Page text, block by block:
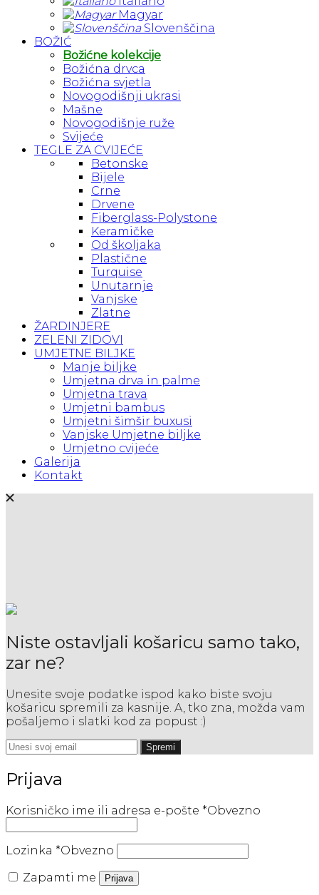
Magyar
Slovenščina
BOŽIĆ
Božićne kolekcije
Božićna drvca
Božićna svjetla
Novogodišnji ukrasi
Mašne
Novogodišnje ruže
Svijeće
TEGLE ZA CVIJEĆE
Betonske
Bijele
Crne
Drvene
Fiberglass-Polystone
Keramičke
Od školjaka
Plastične
Turquise
Unutarnje
Vanjske
Zlatne
ŽARDINJERE
ZELENI ZIDOVI
UMJETNE BILJKE
Manje biljke
Umjetna drva in palme
Umjetna trava
Umjetni bambus
Umjetni šimšir buxusi
Vanjske Umjetne biljke
Umjetno cvijeće
Galerija
Kontakt
Niste ostavljali košaricu samo tako,
zar ne?
Unesite svoje podatke ispod kako biste svoju
košaricu spremili za kasnije. A, tko zna, možda vam
pošaljemo i slatki kod za popust :)
Spremi
Prijava
Korisničko ime ili adresa e-pošte *Obvezno
Lozinka *Obvezno
Zapamti me
Prijava